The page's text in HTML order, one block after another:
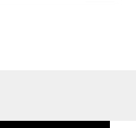
author/